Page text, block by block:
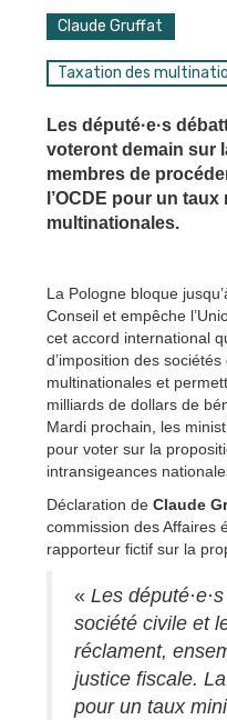
Claude Gruffat
Taxation des
Les député·e·s
voteront demain sur
membres de
l’OCDE pour un
multinationales.
La Pologne bloque
Conseil et empêche
cet accord international
d’imposition des
multinationales et
milliards de dollars de
Mardi prochain, les
pour voter sur la
intransigeances
Déclaration de Claude
commission des Affaires
rapporteur fictif sur la
« Les
société civile et
réclament,
justice fiscale.
pour un taux